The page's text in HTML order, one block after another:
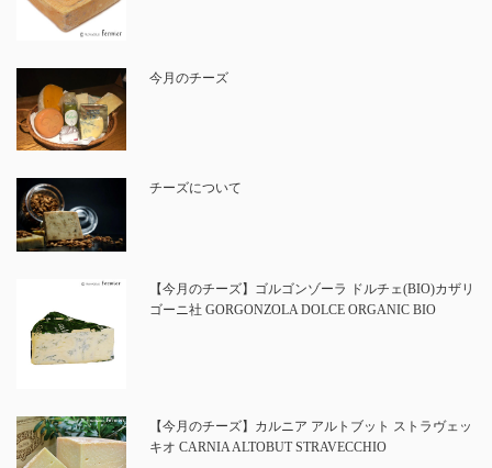
今月のチーズ
チーズについて
【今月のチーズ】ゴルゴンゾーラ ドルチェ(BIO)カザリ
ゴーニ社 GORGONZOLA DOLCE ORGANIC BIO
【今月のチーズ】カルニア アルトブット ストラヴェッ
キオ CARNIA ALTOBUT STRAVECCHIO